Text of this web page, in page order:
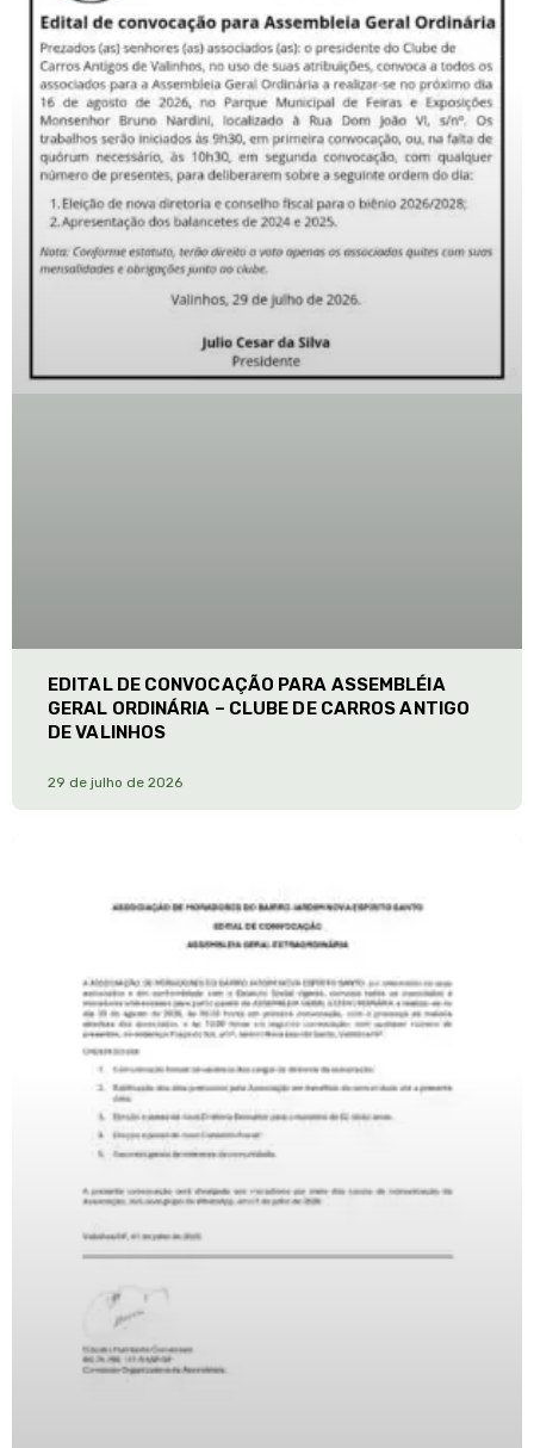
EDITAL DE CONVOCAÇÃO PARA ASSEMBLÉIA
GERAL ORDINÁRIA – CLUBE DE CARROS ANTIGO
DE VALINHOS
29 de julho de 2026